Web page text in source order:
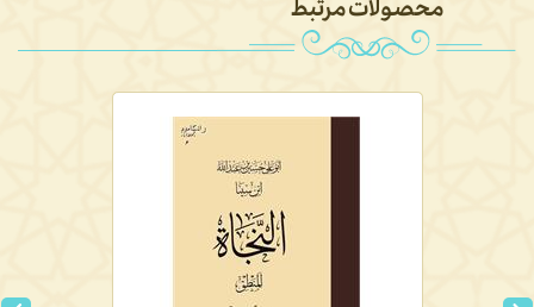
محصولات مرتبط